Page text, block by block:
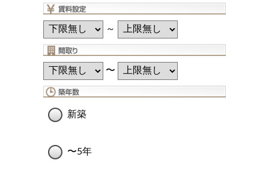
～
〜
新築
〜5年